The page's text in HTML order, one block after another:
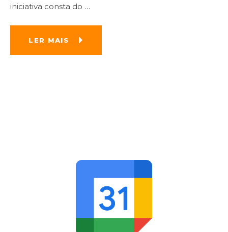
iniciativa consta do …
LER MAIS